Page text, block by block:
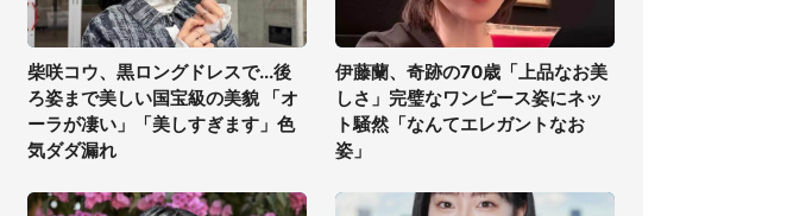
柴咲コウ、黒ロングドレスで...後
ろ姿まで美しい国宝級の美貌 「オ
ーラが凄い」「美しすぎます」色
気ダダ漏れ
伊藤蘭、奇跡の70歳「上品なお美
しさ」完璧なワンピース姿にネッ
ト騒然「なんてエレガントなお
姿」